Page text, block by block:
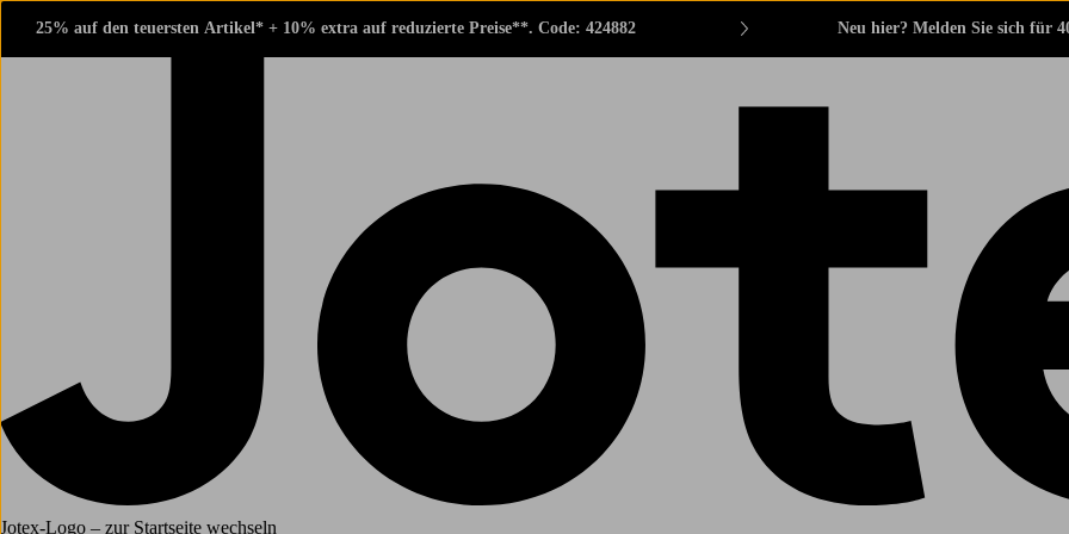
25% auf den teuersten Artikel* + 10% extra auf reduzierte Preise**. Code: 424882 Neu hier? Melden Sie sich für
Jotex-Logo – zur Startseite wechseln